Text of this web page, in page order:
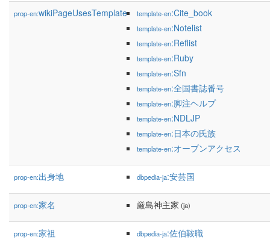
prop-en:wikiPageUsesTemplate template-en:Cite_book
template-en:Notelist
template-en:Reflist
template-en:Ruby
template-en:Sfn
template-en:全国書誌番号
template-en:脚注ヘルプ
template-en:NDLJP
template-en:日本の氏族
template-en:オープンアクセス
prop-en:出身地 dbpedia-ja:安芸国
prop-en:家名 厳島神主家 (ja)
prop-en:家祖 dbpedia-ja:佐伯鞍職